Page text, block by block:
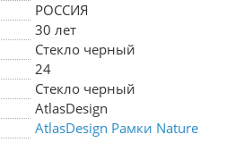
РОССИЯ
30 лет
Стекло черный
24
Стекло черный
AtlasDesign
AtlasDesign Рамки Nature